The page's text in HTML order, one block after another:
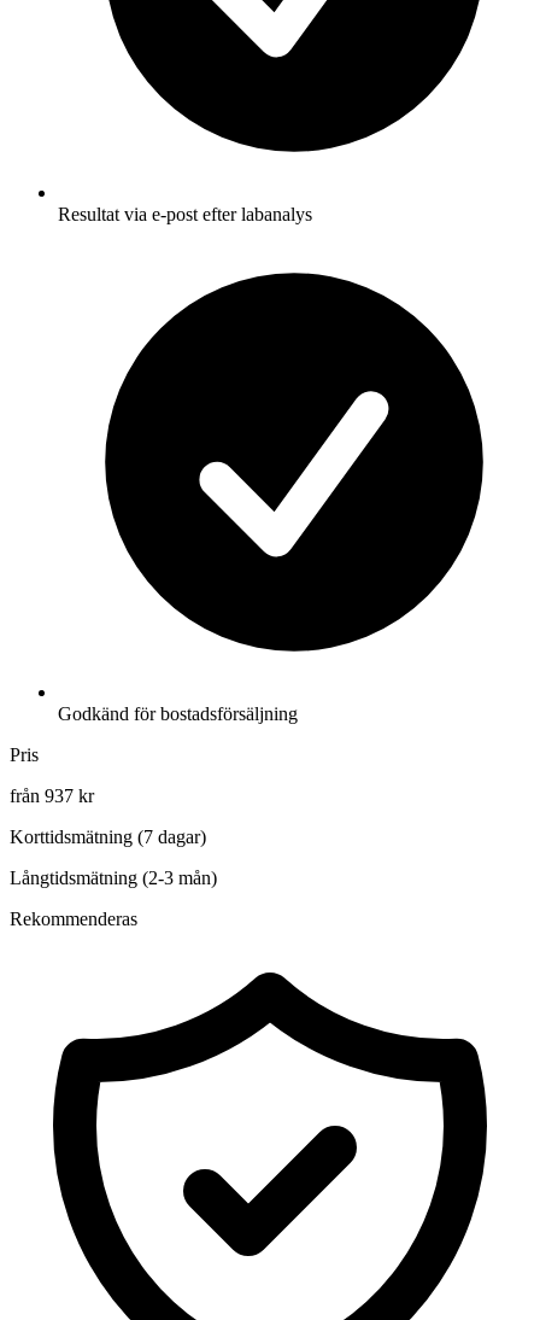
Resultat via e-post efter labanalys
Godkänd för bostadsförsäljning
Pris
från 937 kr
Korttidsmätning (7 dagar)
Långtidsmätning (2-3 mån)
Rekommenderas